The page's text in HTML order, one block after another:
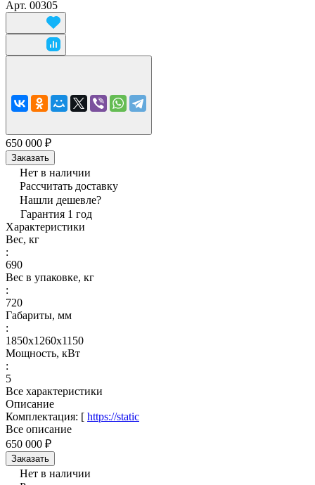
Арт. 00305
650 000 ₽
Заказать
Нет в наличии
Рассчитать доставку
Нашли дешевле?
Гарантия 1 год
Характеристики
Вес, кг
:
690
Вес в упаковке, кг
:
720
Габариты, мм
:
1850х1260х1150
Мощность, кВт
:
5
Все характеристики
Описание
Комплектация: [ https://static
Все описание
650 000 ₽
Заказать
Нет в наличии